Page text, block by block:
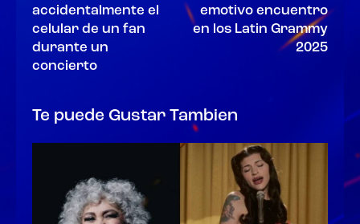
accidentalmente el
celular de un fan
durante un
concierto
emotivo encuentro
en los Latin Grammy
2025
Te puede Gustar Tambien